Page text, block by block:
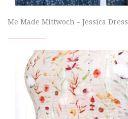
Me Made Mittwoch – Jessica Dress